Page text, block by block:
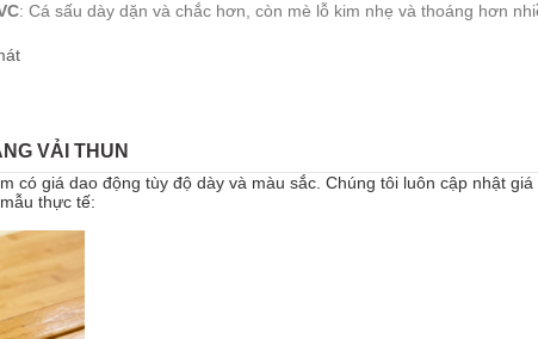
: Cá sấu dày dặn và chắc hơn, còn mè lỗ kim nhẹ và thoáng hơn
VẢI THUN
có giá dao động tùy độ dày và màu sắc. Chúng tôi luôn cập nhật
thực tế: